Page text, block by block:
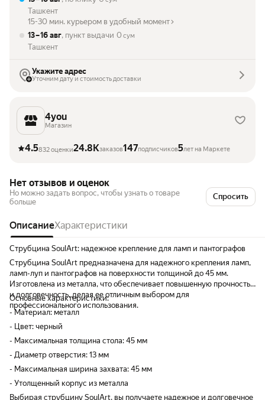
Ташкент
15-30 мин. курьером в удобный момент
13 – 16 авг, пункт выдачи 0 сум
Ташкент
Укажите адрес
Уточним дату и стоимость доставки
4you
Магазин
4.5832 оценки24.8Kзаказов147подписчиков5лет на Маркете
Нет отзывов и оценок
Но можно задать вопрос, чтобы узнать о товаре
больше
Спросить
ОписаниеХарактеристики
Струбцина SoulArt: надежное крепление для ламп и пантографов
Струбцина SoulArt предназначена для надежного крепления ламп,
ламп-луп и пантографов на поверхности толщиной до 45 мм.
Изготовлена из металла, что обеспечивает повышенную прочность
и долговечность, делая ее отличным выбором для
профессионального использования.
Основные характеристики:
- Материал: металл
- Цвет: черный
- Максимальная толщина стола: 45 мм
- Диаметр отверстия: 13 мм
- Максимальная ширина захвата: 45 мм
- Утолщенный корпус из металла
Выбирая струбцину SoulArt, вы получаете надежное и долговечное